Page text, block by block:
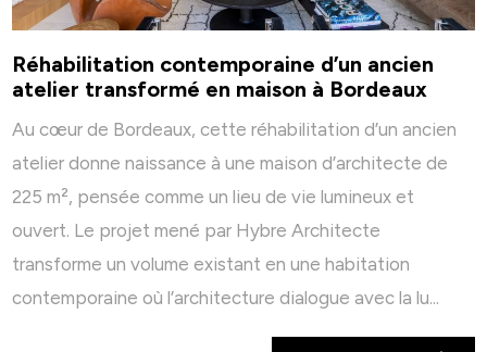
Réhabilitation contemporaine d’un ancien
atelier transformé en maison à Bordeaux
Au cœur de Bordeaux, cette réhabilitation d’un ancien
atelier donne naissance à une maison d’architecte de
225 m², pensée comme un lieu de vie lumineux et
ouvert. Le projet mené par Hybre Architecte
transforme un volume existant en une habitation
contemporaine où l’architecture dialogue avec la lu...